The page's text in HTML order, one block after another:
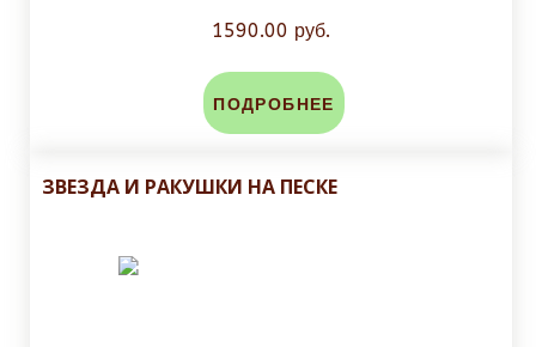
1590.00 руб.
ПОДРОБНЕЕ
ЗВЕЗДА И РАКУШКИ НА ПЕСКЕ